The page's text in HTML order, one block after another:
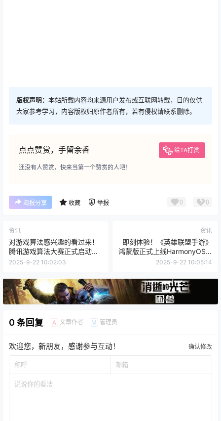
版权声明： 本站所载内容均来源用户发布或互联网转载，目的仅供
大家参考学习，内容版权归原作者所有，若有侵权请联系删除。
点点赞赏，手留余香 给TA打赏
还没有人赞赏，快来当第一个赞赏的人吧！
海报分享 收藏 举报 0 0
资讯
对游戏算法感兴趣的看过来！
腾讯游戏算法大赛正式启动报
名
2025-9-22 10:02:03
资讯
即刻体验！《英雄联盟手游》
鸿蒙版正式上线HarmonyOS 5
华为游戏中心
2025-9-22 10:05:14
0 条回复 A 文章作者 M 管理员
欢迎您，新朋友，感谢参与互动！ 确认修改